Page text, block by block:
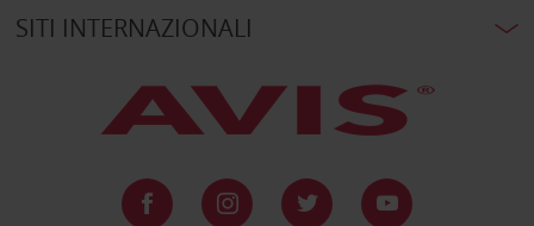
SITI INTERNAZIONALI